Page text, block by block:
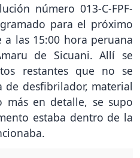
número 013-C-FPF-
para el próximo
las 15:00 hora peruana
de Sicuani. Allí se
restantes que no se
desfibrilador, material
más en detalle, se supo
estaba dentro de la